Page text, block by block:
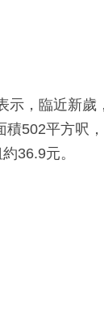
示，臨近新歲
502平方呎
36.9元。